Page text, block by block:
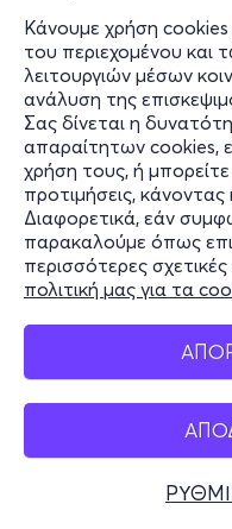
Κάνουμε χρήση
του περιεχομένου και
λειτουργιών μέσων
ανάλυση της
Σας δίνεται η
απαραίτητων cookies,
χρήση τους, ή μπορείτε
προτιμήσεις, κάνοντας
Διαφορετικά, εάν
παρακαλούμε όπως
περισσότερες
πολιτική μας για τα